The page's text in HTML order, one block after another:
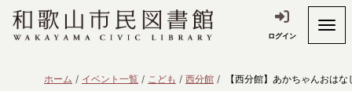
ログイン
ホーム イベント一覧 こども 西分館 【西分館】あかちゃんおはな